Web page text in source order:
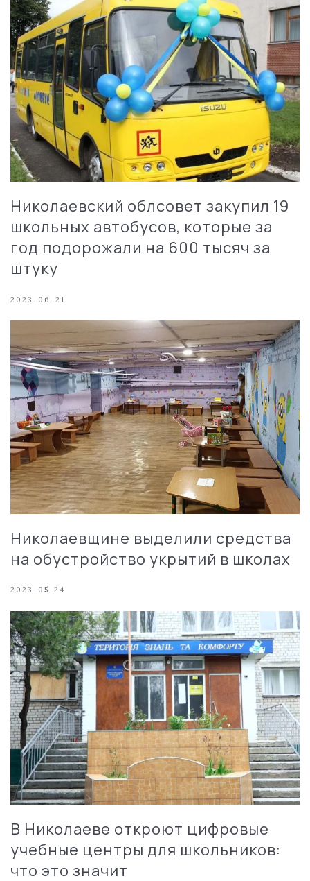
Николаевский облсовет закупил 19
школьных автобусов, которые за
год подорожали на 600 тысяч за
штуку
2023-06-21
Николаевщине выделили средства
на обустройство укрытий в школах
2023-05-24
В Николаеве откроют цифровые
учебные центры для школьников:
что это значит